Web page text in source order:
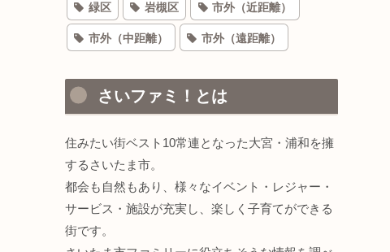
緑区 岩槻区 市外（近距離）
市外（中距離） 市外（遠距離）
さいファミ！とは
住みたい街ベスト10常連となった大宮・浦和を擁
するさいたま市。
都会も自然もあり、様々なイベント・レジャー・
サービス・施設が充実し、楽しく子育てができる
街です。